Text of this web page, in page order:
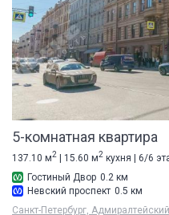
5-комнатная квартира
137.10 м2 | 15.60 м2 кухня | 6/6
Гостиный Двор 0.2 км
Невский проспект 0.5 км
Санкт-Петербург,